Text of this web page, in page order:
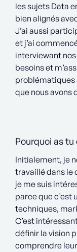
les sujets Data
bien alignés
J’ai aussi
et j’ai
interviewant
besoins et
problématiques
que nous avons
Pourquoi as tu
Initialement, je
travaillé dans le
je me suis
parce que c’est
techniques,
C’est
définir la vision
comprendre